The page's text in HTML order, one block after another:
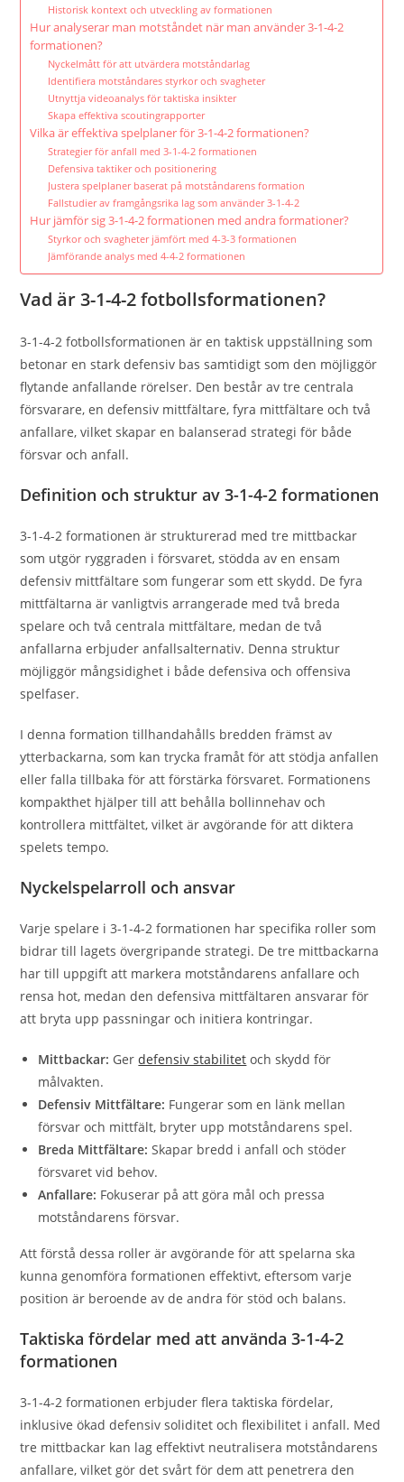
Historisk kontext och utveckling av formationen
Hur analyserar man motståndet när man använder 3-1-4-2
formationen?
Nyckelmått för att utvärdera motståndarlag
Identifiera motståndares styrkor och svagheter
Utnyttja videoanalys för taktiska insikter
Skapa effektiva scoutingrapporter
Vilka är effektiva spelplaner för 3-1-4-2 formationen?
Strategier för anfall med 3-1-4-2 formationen
Defensiva taktiker och positionering
Justera spelplaner baserat på motståndarens formation
Fallstudier av framgångsrika lag som använder 3-1-4-2
Hur jämför sig 3-1-4-2 formationen med andra formationer?
Styrkor och svagheter jämfört med 4-3-3 formationen
Jämförande analys med 4-4-2 formationen
Vad är 3-1-4-2 fotbollsformationen?
3-1-4-2 fotbollsformationen är en taktisk uppställning som
betonar en stark defensiv bas samtidigt som den möjliggör
flytande anfallande rörelser. Den består av tre centrala
försvarare, en defensiv mittfältare, fyra mittfältare och två
anfallare, vilket skapar en balanserad strategi för både
försvar och anfall.
Definition och struktur av 3-1-4-2 formationen
3-1-4-2 formationen är strukturerad med tre mittbackar
som utgör ryggraden i försvaret, stödda av en ensam
defensiv mittfältare som fungerar som ett skydd. De fyra
mittfältarna är vanligtvis arrangerade med två breda
spelare och två centrala mittfältare, medan de två
anfallarna erbjuder anfallsalternativ. Denna struktur
möjliggör mångsidighet i både defensiva och offensiva
spelfaser.
I denna formation tillhandahålls bredden främst av
ytterbackarna, som kan trycka framåt för att stödja anfallen
eller falla tillbaka för att förstärka försvaret. Formationens
kompakthet hjälper till att behålla bollinnehav och
kontrollera mittfältet, vilket är avgörande för att diktera
spelets tempo.
Nyckelspelarroll och ansvar
Varje spelare i 3-1-4-2 formationen har specifika roller som
bidrar till lagets övergripande strategi. De tre mittbackarna
har till uppgift att markera motståndarens anfallare och
rensa hot, medan den defensiva mittfältaren ansvarar för
att bryta upp passningar och initiera kontringar.
Mittbackar: Gerdefensiv stabilitet och skydd för
målvakten.
Defensiv Mittfältare: Fungerar som en länk mellan
försvar och mittfält, bryter upp motståndarens spel.
Breda Mittfältare: Skapar bredd i anfall och stöder
försvaret vid behov.
Anfallare: Fokuserar på att göra mål och pressa
motståndarens försvar.
Att förstå dessa roller är avgörande för att spelarna ska
kunna genomföra formationen effektivt, eftersom varje
position är beroende av de andra för stöd och balans.
Taktiska fördelar med att använda 3-1-4-2
formationen
3-1-4-2 formationen erbjuder flera taktiska fördelar,
inklusive ökad defensiv soliditet och flexibilitet i anfall. Med
tre mittbackar kan lag effektivt neutralisera motståndarens
anfallare, vilket gör det svårt för dem att penetrera den